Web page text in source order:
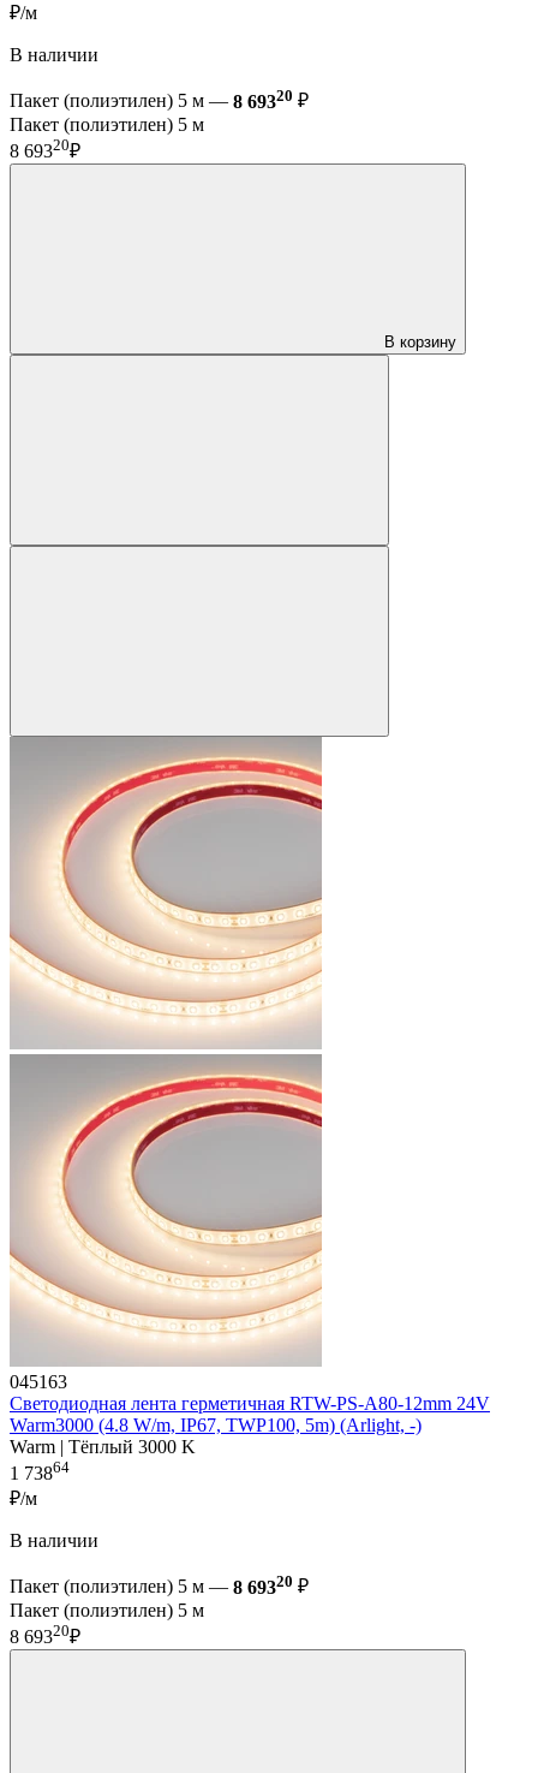
₽/м
В наличии
Пакет (полиэтилен) 5 м — 8 69320 ₽
Пакет (полиэтилен) 5 м
8 69320₽
В корзину
045163
Светодиодная лента герметичная RTW-PS-A80-12mm 24V
Warm3000 (4.8 W/m, IP67, TWP100, 5m) (Arlight, -)
Warm | Тёплый 3000 K
1 73864
₽/м
В наличии
Пакет (полиэтилен) 5 м — 8 69320 ₽
Пакет (полиэтилен) 5 м
8 69320₽